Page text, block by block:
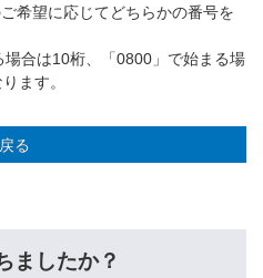
希望に応じてどちらかの番号を
合は10桁、「0800」で始まる場
ます。
戻る
ましたか？